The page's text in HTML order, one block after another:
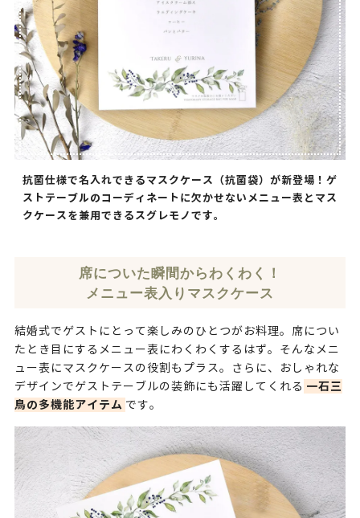
抗菌仕様で名入れできるマスクケース（抗菌袋）が新登場！ゲ
ストテーブルのコーディネートに欠かせないメニュー表とマス
クケースを兼用できるスグレモノです。
席についた瞬間からわくわく！
メニュー表入りマスクケース
結婚式でゲストにとって楽しみのひとつがお料理。席につい
たとき目にするメニュー表にわくわくするはず。そんなメニ
ュー表にマスクケースの役割もプラス。さらに、おしゃれな
デザインでゲストテーブルの装飾にも活躍してくれる 一石三
鳥の多機能アイテム です。